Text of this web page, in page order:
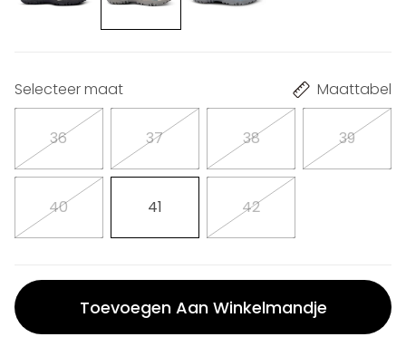
Selecteer maat Maattabel
36 37 38 39
40 41 42
Toevoegen Aan Winkelmandje